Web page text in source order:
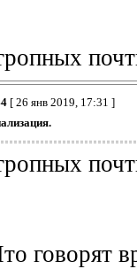
[ 26 янв 2019, 17:31 ]
говорят